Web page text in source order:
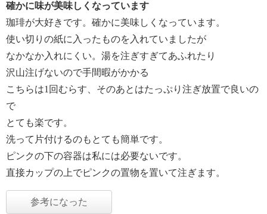
確かに味が美味しくなっています
珈琲が大好きです。確かに美味しくなっています。
使い切りの紙に入ったものを入れていましたが
なかなか入れにくい。湯を注ぎすぎてあふれたり
沢山注げないので手間暇がかかる
こちらは1回むらす、そのあとはたっぷり注ぎ放置で良いの
で
とても楽です。
洗って片付けるのもとても簡単です。
ピンクの下の容器は私には必要ないです。
直接カップの上でピンクの置物を置いて注ぎます。
参考になった